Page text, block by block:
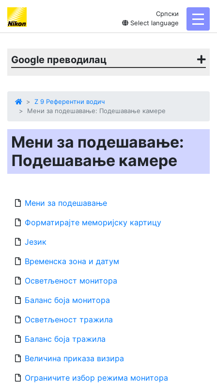
Српски
Select language
Google преводилац
Z 9 Референтни водич
Мени за подешавање: Подешавање камере
Мени за подешавање:
Подешавање камере
Мени за подешавање
Форматирајте меморијску картицу
Језик
Временска зона и датум
Осветљеност монитора
Баланс боја монитора
Осветљеност тражила
Баланс боја тражила
Величина приказа визира
Ограничите избор режима монитора